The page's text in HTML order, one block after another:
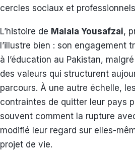
cercles sociaux et
L’histoire de Malala Yousafzai,
l’illustre bien : son engagement
à l’éducation au Pakistan,
des valeurs qui structurent
parcours. À une autre échelle,
contraintes de quitter leur pays
souvent comment la rupture
modifié leur regard sur elles-
projet de vie.